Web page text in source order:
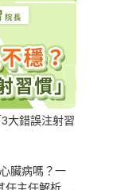
大錯誤注射習
臟病嗎？一